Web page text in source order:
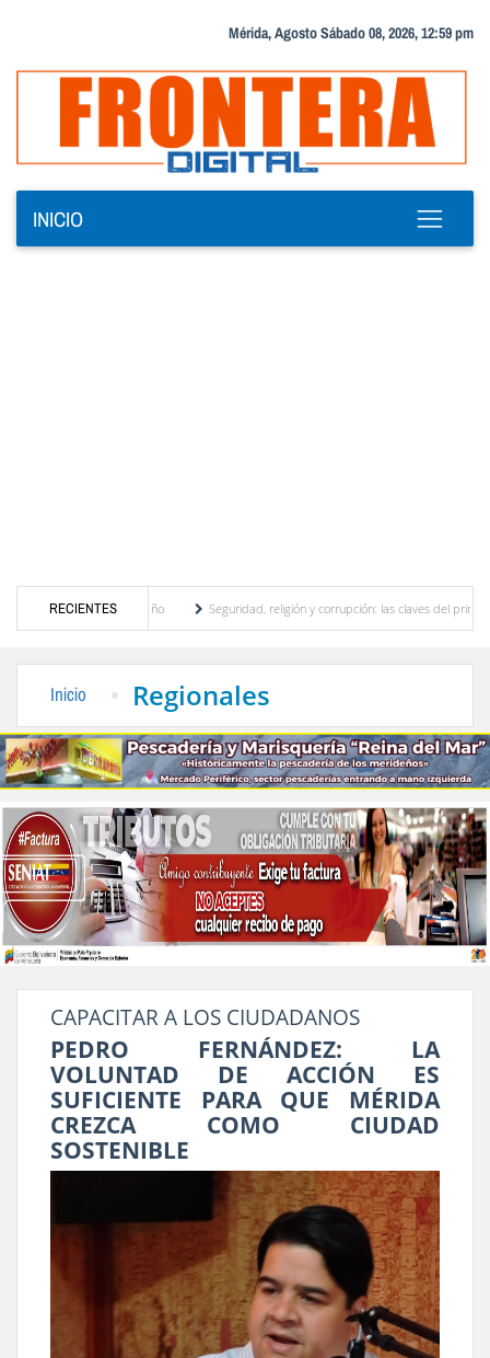
Mérida, Agosto Sábado 08, 2026, 12:59 pm
INICIO
RECIENTES
turístico merideño
Seguridad, religión y corrupción: las claves del primer
Inicio Regionales
CAPACITAR A LOS CIUDADANOS
PEDRO FERNÁNDEZ: LA
VOLUNTAD DE ACCIÓN ES
SUFICIENTE PARA QUE MÉRIDA
CREZCA COMO CIUDAD
SOSTENIBLE